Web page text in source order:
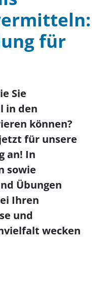
für
Sie
in den
können?
für unsere
an! In
sowie
Übungen
Ihren
und
wecken